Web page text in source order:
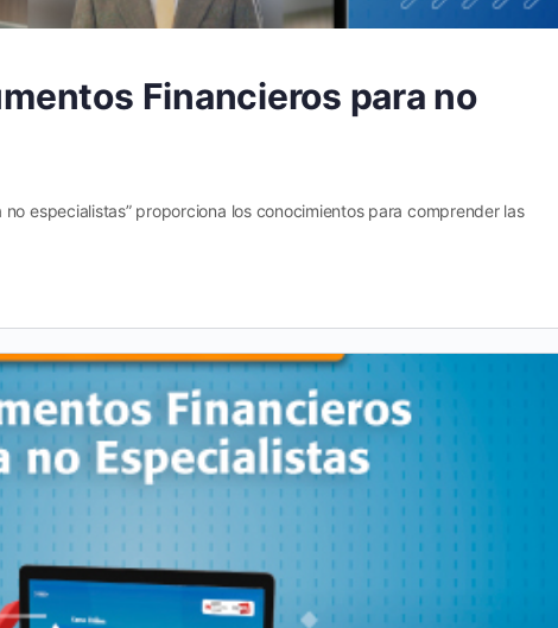
Financieros para no
no especialistas” proporciona los conocimientos para comprender las